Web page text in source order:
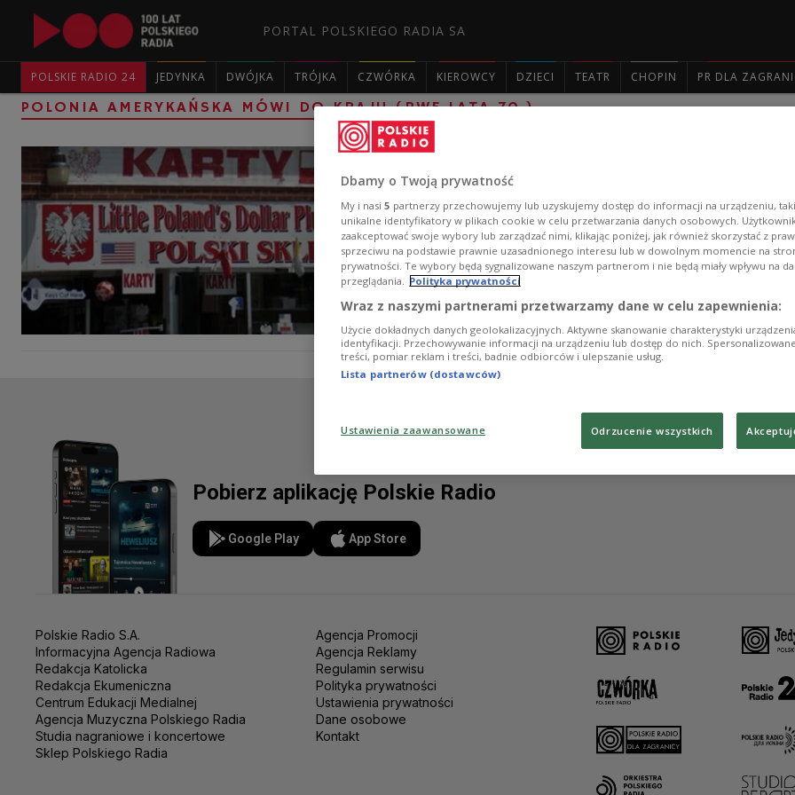
PORTAL POLSKIEGO RADIA SA
POLSKIE RADIO 24 JEDYNKA DWÓJKA TRÓJKA CZWÓRKA KIEROWCY DZIECI TEATR CHOPIN PR DLA
POLONIA AMERYKAŃSKA MÓWI DO KRAJU (RWE LATA 70.)
Polonia amerykańska mówi do Kraju
Audycja poświęcona działalności wybitnych
politycznym, kulturalnym i sportowym (autorzy Edward
Zobacz więcej na temat: Edward Kosowicz Radio Wolna
Pobierz aplikację Polskie Radio
Google Play App Store
Polskie Radio S.A.
Informacyjna Agencja Radiowa
Redakcja Katolicka
Redakcja Ekumeniczna
Centrum Edukacji Medialnej
Agencja Muzyczna Polskiego Radia
Studia nagraniowe i koncertowe
Sklep Polskiego Radia
Agencja Promocji
Agencja Reklamy
Regulamin serwisu
Polityka prywatności
Ustawienia prywatności
Dane osobowe
Kontakt
Dbamy o Twoją prywatność
My i nasi 5 partnerzy przechowujemy lub uzyskujemy dostęp do informacji na urządzeniu,
unikalne identyfikatory w plikach cookie w celu przetwarzania danych osobowych.
zaakceptować swoje wybory lub zarządzać nimi, klikając poniżej, jak również skorzystać z
sprzeciwu na podstawie prawnie uzasadnionego interesu lub w dowolnym momencie na
prywatności. Te wybory będą sygnalizowane naszym partnerom i nie będą miały wpływu na
przeglądania. Polityka prywatności
Wraz z naszymi partnerami przetwarzamy dane w celu zapewnienia:
Użycie dokładnych danych geolokalizacyjnych. Aktywne skanowanie charakterystyki
identyfikacji. Przechowywanie informacji na urządzeniu lub dostęp do nich.
treści, pomiar reklam i treści, badnie odbiorców i ulepszanie usług.
Lista partnerów (dostawców)
Ustawienia zaawansowane Odrzucenie wszystkich